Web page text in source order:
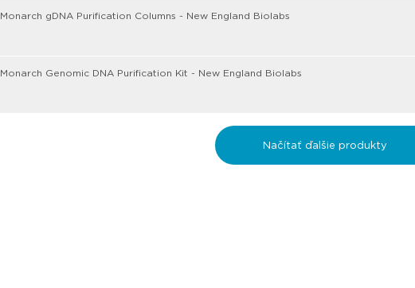
Monarch gDNA Purification Columns - New England Biolabs
Monarch Genomic DNA Purification Kit - New England Biolabs
Načítať ďalšie produkty